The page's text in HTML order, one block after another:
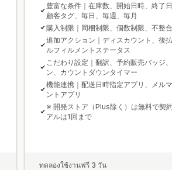
豊富な条件｜在庫数、開始日時、終了
顧客タグ、毎日、毎週、毎月
購入制限｜同梱制限、個数制限、不整
追加アクション｜ディスカウント、後
ルフィルメントステータス
こだわり設定｜翻訳、予約販売バッジ
ン、カウントダウンタイマー
機能連携｜配送日時指定アプリ、メル
ントアプリ
※ 開発ストア（Plus除く）は無料で契
アルは1回まで
ทดลองใช้งานฟรี 3 วัน